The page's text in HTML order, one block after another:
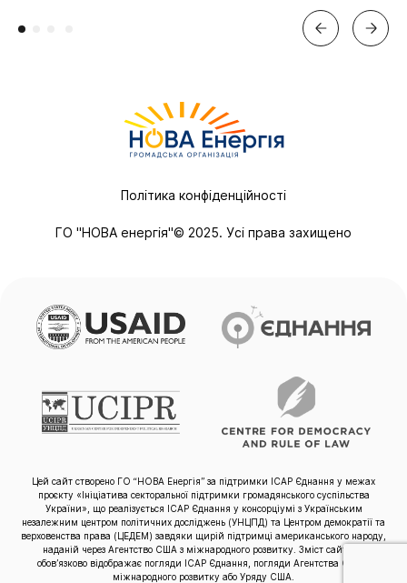
ГО "НОВА енергія"© 2025. Усі права захищено
Політика конфіденційності
Цей сайт створено ГО “НОВА Енергія” за підтримки ІСАР Єднання у межах
проєкту «Ініціатива секторальної підтримки громадянського суспільства
України», що реалізується ІСАР Єднання у консорціумі з Українським
незалежним центром політичних досліджень (УНЦПД) та Центром демократії та
верховенства права (ЦЕДЕМ) завдяки щирій підтримці американського народу,
наданій через Агентство США з міжнародного розвитку. Зміст сайту не
обов’язково відображає погляди ІСАР Єднання, погляди Агентства США з
міжнародного розвитку або Уряду США.